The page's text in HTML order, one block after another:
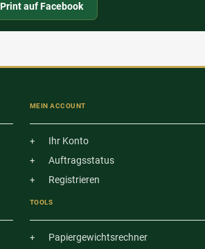
auf Facebook
MEIN ACCOUNT
Ihr Konto
Auftragsstatus
Registrieren
TOOLS
Papiergewichtsrechner